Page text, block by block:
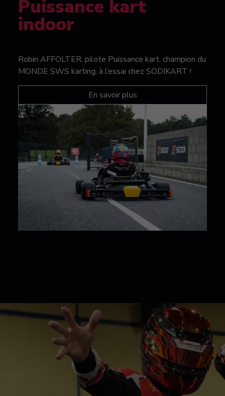
Puissance kart
indoor
Robin AFFOLTER, pilote Puissance kart, champion du
MONDE SWS karting, à l’essai chez SODIKART !
En savoir plus